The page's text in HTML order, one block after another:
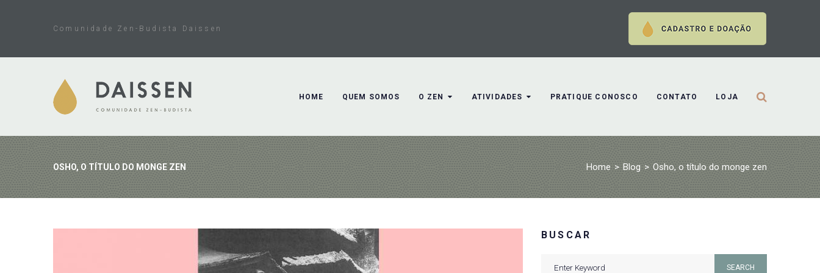
Comunidade Zen-Budista Daissen
HOME QUEM SOMOS O ZEN ATIVIDADES PRATIQUE CONOSCO CONTATO LOJA
OSHO, O TÍTULO DO MONGE ZEN Home > Blog > Osho, o título do monge zen
BUSCAR
SEARCH